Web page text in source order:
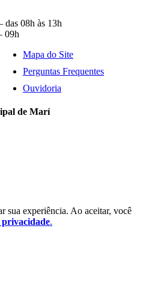
das 08h às 13h
09h
Mapa do Site
Perguntas Frequentes
Ouvidoria
de Marí
sua experiência. Ao aceitar, você
.